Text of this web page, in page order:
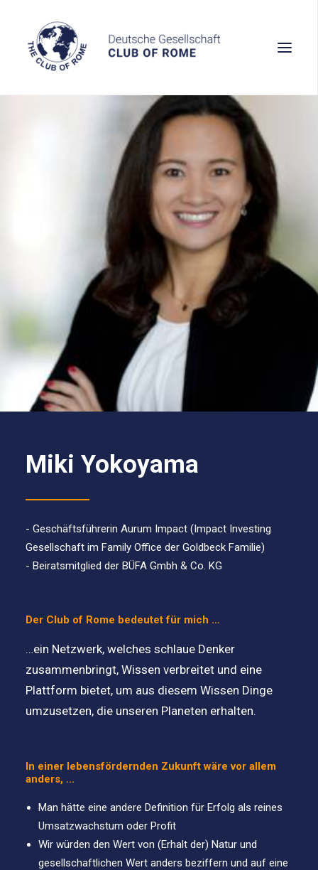
Wissen
Denken
Handeln
Miki Yokoyama
- Geschäftsführerin Aurum Impact (Impact Investing
Gesellschaft im Family Office der Goldbeck Familie)
- Beiratsmitglied der BÜFA Gmbh & Co. KG
Der Club of Rome bedeutet für mich …
…ein Netzwerk, welches schlaue Denker
zusammenbringt, Wissen verbreitet und eine
Plattform bietet, um aus diesem Wissen Dinge
umzusetzen, die unseren Planeten erhalten.
In einer lebensfördernden Zukunft wäre vor allem
anders, ...
Man hätte eine andere Definition für Erfolg als reines
Umsatzwachstum oder Profit
Wir würden den Wert von (Erhalt der) Natur und
gesellschaftlichen Wert anders beziffern und auf eine